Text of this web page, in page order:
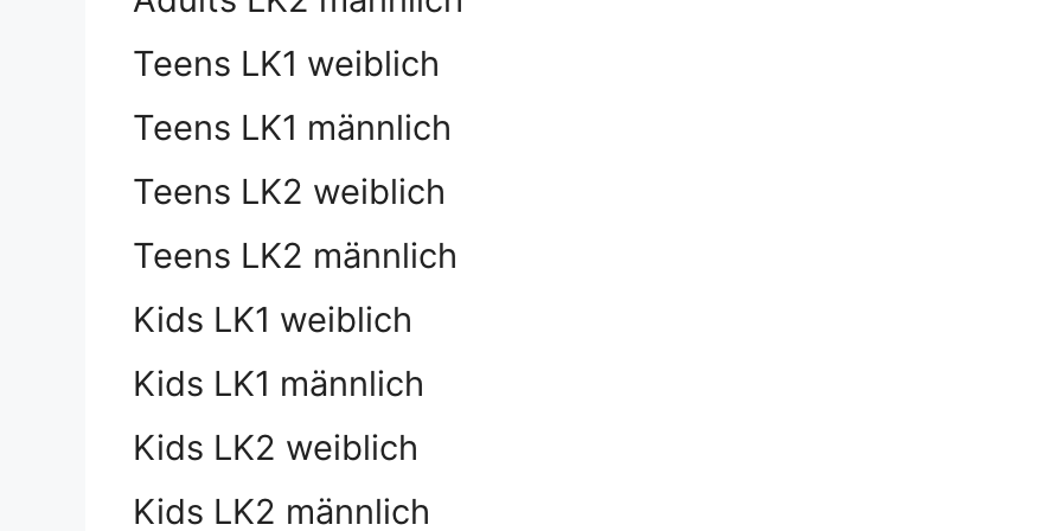
Teens LK1 weiblich
Teens LK1 männlich
Teens LK2 weiblich
Teens LK2 männlich
Kids LK1 weiblich
Kids LK1 männlich
Kids LK2 weiblich
Kids LK2 männlich